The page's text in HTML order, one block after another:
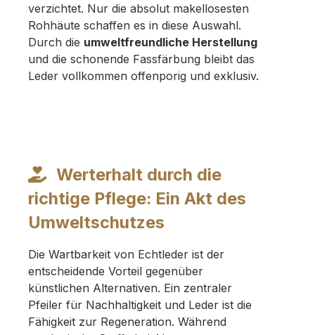
verzichtet. Nur die absolut makellosesten
Rohhäute schaffen es in diese Auswahl.
Durch die umweltfreundliche Herstellung
und die schonende Fassfärbung bleibt das
Leder vollkommen offenporig und exklusiv.
Werterhalt durch die
richtige Pflege: Ein Akt des
Umweltschutzes
Die Wartbarkeit von Echtleder ist der
entscheidende Vorteil gegenüber
künstlichen Alternativen. Ein zentraler
Pfeiler für Nachhaltigkeit und Leder ist die
Fähigkeit zur Regeneration. Während